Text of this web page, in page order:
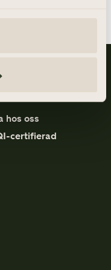
begravningsbyråer.
hjälper vi kunder
hos oss
certifierad